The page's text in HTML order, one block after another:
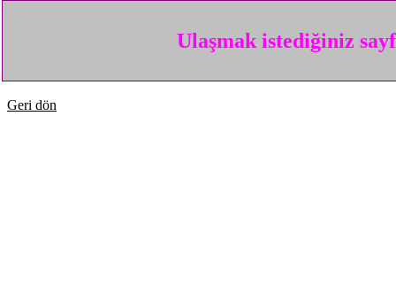
Ulaşmak istediğiniz
Geri dön